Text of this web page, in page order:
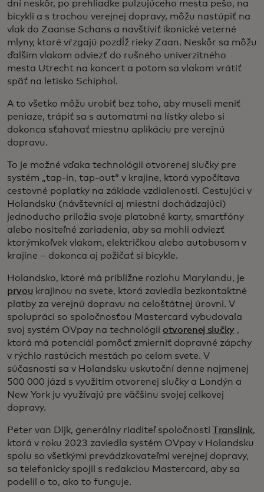
dní neskôr, po prehliadke pulzujúceho mesta pešo, na
bicykli a s trochou verejnej dopravy, môžu nastúpiť na
vlak do Zaanse Schans a navštíviť ikonické veterné
mlyny, ktoré vŕzgajú pozdĺž rieky Zaan. Neskôr sa môžu
ďalším vlakom odviezť do rušného univerzitného
mesta Utrecht na koncert a potom sa vlakom vrátiť
späť na letisko Schiphol.
A to všetko môžu urobiť bez toho, aby museli meniť
peniaze, trápiť sa s automatmi na lístky alebo si
dokonca sťahovať miestnu aplikáciu pre verejnú
dopravu.
To je možné vďaka technológii otvorenej slučky pre
systém „tap-in, tap-out“ v krajine, ktorá vypočítava
cestovné poplatky na základe vzdialenosti. Cestujúci v
Holandsku (návštevníci aj miestni dochádzajúci)
jednoducho priložia svoje platobné karty, smartfóny
alebo nositeľné zariadenia, aby sa mohli odviezť
ktorýmkoľvek vlakom, električkou alebo autobusom v
krajine – dokonca aj požičať si bicykle.
Holandsko, ktoré má približne rozlohu Marylandu, je
prvou krajinou na svete, ktorá zaviedla bezkontaktné
platby za verejnú dopravu na celoštátnej úrovni. V
spolupráci so spoločnosťou Mastercard vybudovala
svoj systém OVpay na technológii otvorenej slučky,
ktorá má potenciál pomôcť zmierniť dopravné zápchy
v rýchlo rastúcich mestách po celom svete. V
súčasnosti sa v Holandsku uskutoční denne najmenej
500 000 jázd s využitím otvorenej slučky a Londýn a
New York ju využívajú pre väčšinu svojej celkovej
dopravy.
Peter van Dijk, generálny riaditeľ spoločnosti Translink,
ktorá v roku 2023 zaviedla systém OVpay v Holandsku
spolu so všetkými prevádzkovateľmi verejnej dopravy,
sa telefonicky spojil s redakciou Mastercard, aby sa
podelil o to, ako to funguje.